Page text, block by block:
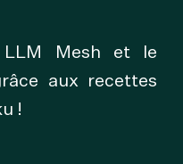
LLM Mesh et le
aux recettes
!